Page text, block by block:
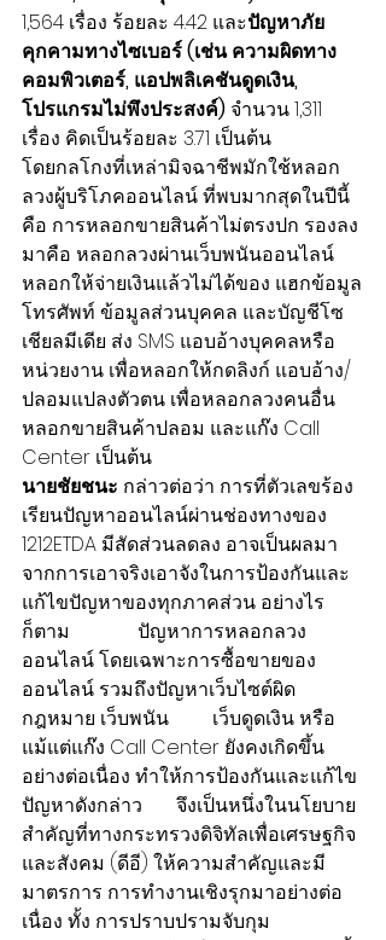
1,564 เรื่อง ร้อยละ 4.42 และปัญหาภัย
คุกคามทางไซเบอร์ (เช่น ความผิดทาง
คอมพิวเตอร์, แอปพลิเคชันดูดเงิน,
โปรแกรมไม่พึงประสงค์) จำนวน 1,311
เรื่อง คิดเป็นร้อยละ 3.71 เป็นต้น
โดยกลโกงที่เหล่ามิจฉาชีพมักใช้หลอก
ลวงผู้บริโภคออนไลน์ ที่พบมากสุดในปีนี้
คือ การหลอกขายสินค้าไม่ตรงปก รองลง
มาคือ หลอกลวงผ่านเว็บพนันออนไลน์
หลอกให้จ่ายเงินแล้วไม่ได้ของ แฮกข้อมูล
โทรศัพท์ ข้อมูลส่วนบุคคล และบัญชีโซ
เชียลมีเดีย ส่ง SMS แอบอ้างบุคคลหรือ
หน่วยงาน เพื่อหลอกให้กดลิงก์ แอบอ้าง/
ปลอมแปลงตัวตน เพื่อหลอกลวงคนอื่น
หลอกขายสินค้าปลอม และแก๊ง Call
Center เป็นต้น
นายชัยชนะ กล่าวต่อว่า การที่ตัวเลขร้อง
เรียนปัญหาออนไลน์ผ่านช่องทางของ
1212ETDA มีสัดส่วนลดลง อาจเป็นผลมา
จากการเอาจริงเอาจังในการป้องกันและ
แก้ไขปัญหาของทุกภาคส่วน อย่างไร
ก็ตาม              ปัญหาการหลอกลวง
ออนไลน์ โดยเฉพาะการซื้อขายของ
ออนไลน์ รวมถึงปัญหาเว็บไซต์ผิด
กฎหมาย เว็บพนัน         เว็บดูดเงิน หรือ
แม้แต่แก๊ง Call Center ยังคงเกิดขึ้น
อย่างต่อเนื่อง ทำให้การป้องกันและแก้ไข
ปัญหาดังกล่าว       จึงเป็นหนึ่งในนโยบาย
สำคัญที่ทางกระทรวงดิจิทัลเพื่อเศรษฐกิจ
และสังคม (ดีอี) ให้ความสำคัญและมี
มาตรการ การทำงานเชิงรุกมาอย่างต่อ
เนื่อง ทั้ง การปราบปรามจับกุม